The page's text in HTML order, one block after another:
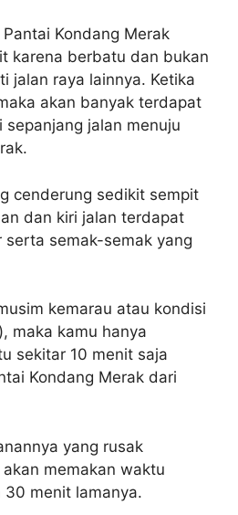
Kondang Merak
karena berbatu dan bukan
jalan raya lainnya. Ketika
akan banyak terdapat
jalan menuju
cenderung sedikit sempit
dan kiri jalan terdapat
semak-semak yang
kemarau atau kondisi
maka kamu hanya
sekitar 10 menit saja
Kondang Merak dari
yang rusak
memakan waktu
menit lamanya.